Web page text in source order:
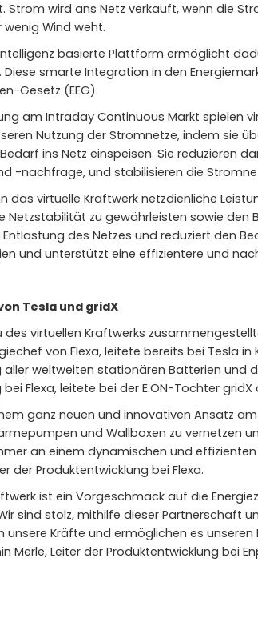
Strom wird ans Netz verkauft, wenn die
Wind weht.
basierte Plattform ermöglicht
Diese smarte Integration in den
Gesetz (EEG).
am Intraday Continuous Markt spielen
Nutzung der Stromnetze, indem sie
ins Netz einspeisen. Sie reduzieren
-nachfrage, und stabilisieren die
das virtuelle Kraftwerk netzdienliche
Netzstabilität zu gewährleisten sowie
des Netzes und reduziert den
und unterstützt eine effizientere und
Tesla und gridX
virtuellen Kraftwerks
von Flexa, leitete bereits bei Tesla
weltweiten stationären Batterien und
Flexa, leitete bei der E.ON-Tochter
ganz neuen und innovativen Ansatz
und Wallboxen zu vernetzen
an einem dynamischen und
der Produktentwicklung bei Flexa.
ist ein Vorgeschmack auf die
sind stolz, mithilfe dieser Partnerschaft
unsere Kräfte und ermöglichen es
Merle, Leiter der Produktentwicklung bei